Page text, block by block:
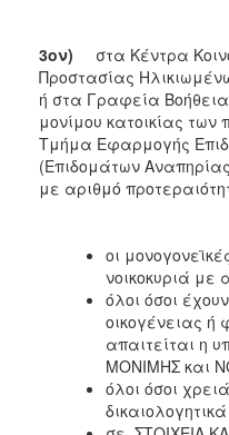
3ον) στα Κέντρα
Προστασίας
ή στα Γραφεία
μονίμου κατοικίας
Τμήμα Εφαρμογής
(Επιδομάτων
με αριθμό
οι
νοικοκυριά με
όλοι όσοι έχουν
οικογένειας ή
απαιτείται η
ΜΟΝΙΜΗΣ και
όλοι όσοι